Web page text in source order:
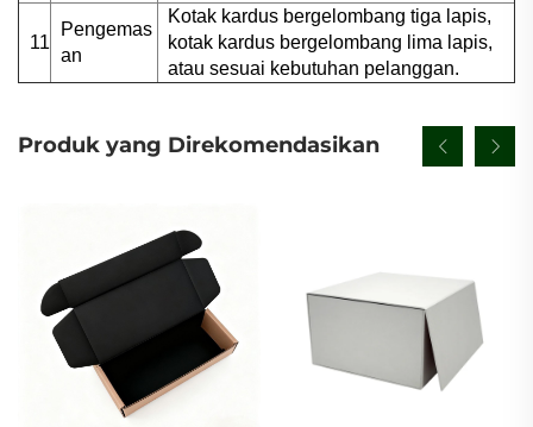
11
Pengemas
an
Kotak kardus bergelombang tiga lapis,
kotak kardus bergelombang lima lapis,
atau sesuai kebutuhan pelanggan.
Produk yang Direkomendasikan